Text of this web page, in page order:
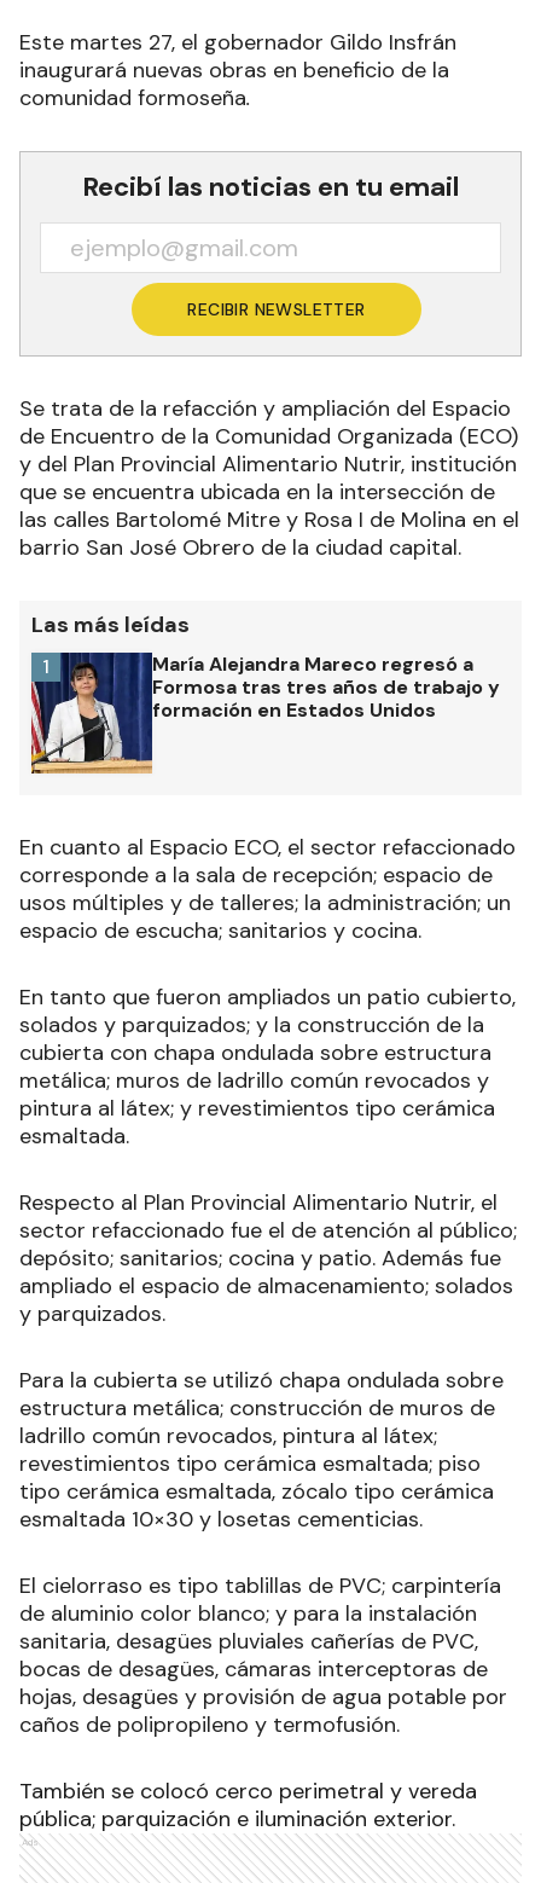
Este martes 27, el gobernador Gildo Insfrán
inaugurará nuevas obras en beneficio de la
comunidad formoseña.
Recibí las noticias en tu email
RECIBIR NEWSLETTER
Se trata de la refacción y ampliación del Espacio
de Encuentro de la Comunidad Organizada (ECO)
y del Plan Provincial Alimentario Nutrir, institución
que se encuentra ubicada en la intersección de
las calles Bartolomé Mitre y Rosa I de Molina en el
barrio San José Obrero de la ciudad capital.
Las más leídas
María Alejandra Mareco regresó a
Formosa tras tres años de trabajo y
formación en Estados Unidos
1
En cuanto al Espacio ECO, el sector refaccionado
corresponde a la sala de recepción; espacio de
usos múltiples y de talleres; la administración; un
espacio de escucha; sanitarios y cocina.
En tanto que fueron ampliados un patio cubierto,
solados y parquizados; y la construcción de la
cubierta con chapa ondulada sobre estructura
metálica; muros de ladrillo común revocados y
pintura al látex; y revestimientos tipo cerámica
esmaltada.
Respecto al Plan Provincial Alimentario Nutrir, el
sector refaccionado fue el de atención al público;
depósito; sanitarios; cocina y patio. Además fue
ampliado el espacio de almacenamiento; solados
y parquizados.
Para la cubierta se utilizó chapa ondulada sobre
estructura metálica; construcción de muros de
ladrillo común revocados, pintura al látex;
revestimientos tipo cerámica esmaltada; piso
tipo cerámica esmaltada, zócalo tipo cerámica
esmaltada 10×30 y losetas cementicias.
El cielorraso es tipo tablillas de PVC; carpintería
de aluminio color blanco; y para la instalación
sanitaria, desagües pluviales cañerías de PVC,
bocas de desagües, cámaras interceptoras de
hojas, desagües y provisión de agua potable por
caños de polipropileno y termofusión.
También se colocó cerco perimetral y vereda
pública; parquización e iluminación exterior.
Ads